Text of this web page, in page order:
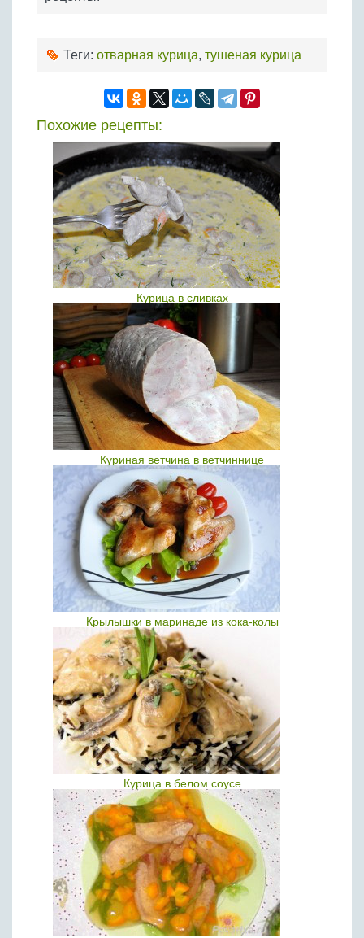
Теги: отварная курица, тушеная курица
Похожие рецепты:
Курица в сливках
Куриная ветчина в ветчиннице
Крылышки в маринаде из кока-колы
Курица в белом соусе